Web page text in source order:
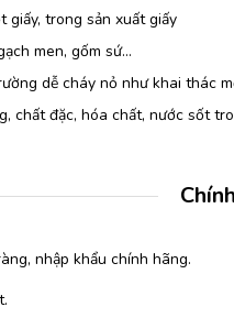
giấy, trong sản xuất giấy
men, gốm sứ…
dễ cháy nỏ như khai thác
chất đặc, hóa chất, nước sốt
nhập khẩu chính hãng.